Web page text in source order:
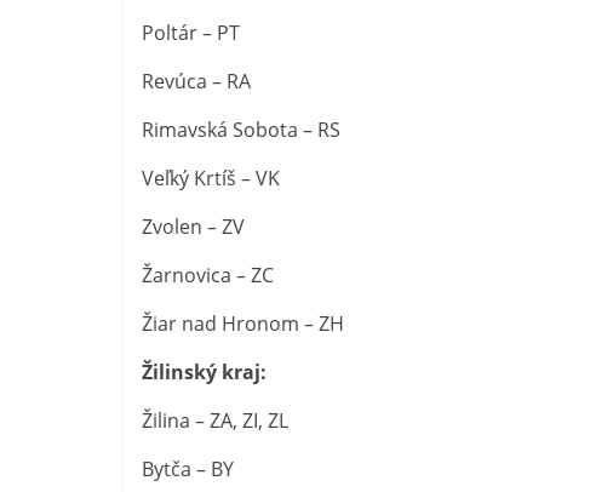
Poltár – PT
Revúca – RA
Rimavská Sobota – RS
Veľký Krtíš – VK
Zvolen – ZV
Žarnovica – ZC
Žiar nad Hronom – ZH
Žilinský kraj:
Žilina – ZA, ZI, ZL
Bytča – BY